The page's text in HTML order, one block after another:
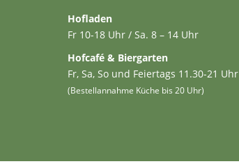
Hofladen
Fr 10-18 Uhr / Sa. 8 – 14 Uhr
Hofcafé & Biergarten
Fr, Sa, So und Feiertags 11.30-21 Uhr
(Bestellannahme Küche bis 20 Uhr)